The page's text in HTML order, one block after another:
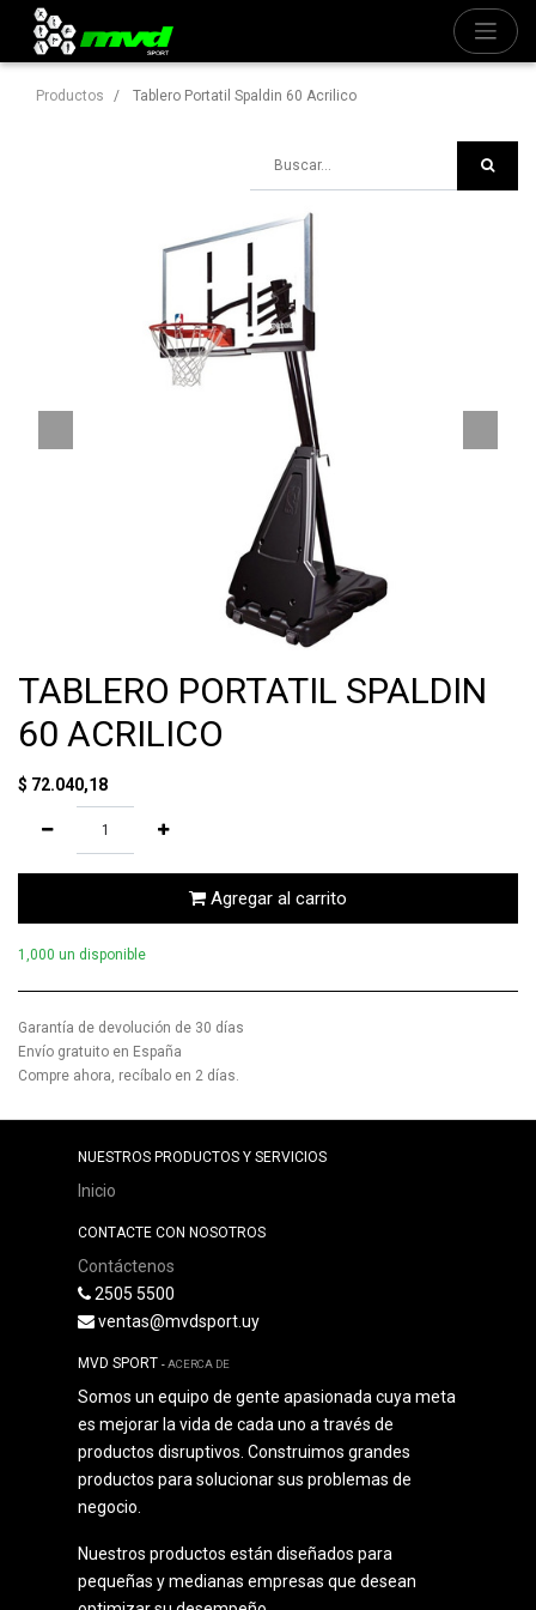
Productos Tablero Portatil Spaldin 60 Acrilico
TABLERO PORTATIL SPALDIN
60 ACRILICO
$ 72.040,18
Agregar al carrito
1,000 un disponible
Garantía de devolución de 30 días
Envío gratuito en España
Compre ahora, recíbalo en 2 días.
NUESTROS PRODUCTOS Y SERVICIOS
Inicio
CONTACTE CON NOSOTROS
Contáctenos
2505 5500
ventas@mvdsport.uy
MVD SPORT -ACERCA DE
Somos un equipo de gente apasionada cuya meta
es mejorar la vida de cada uno a través de
productos disruptivos. Construimos grandes
productos para solucionar sus problemas de
negocio.
Nuestros productos están diseñados para
pequeñas y medianas empresas que desean